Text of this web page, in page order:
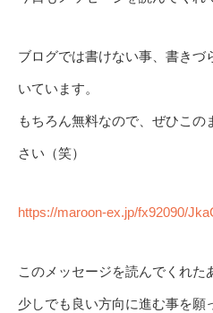
ブログでは書けない事、書きづ
いています。
もちろん無料なので、ぜひこ
さい（笑）
https://maroon-ex.jp/fx92090/
このメッセージを読んでくれた
少しでも良い方向に進む事を願